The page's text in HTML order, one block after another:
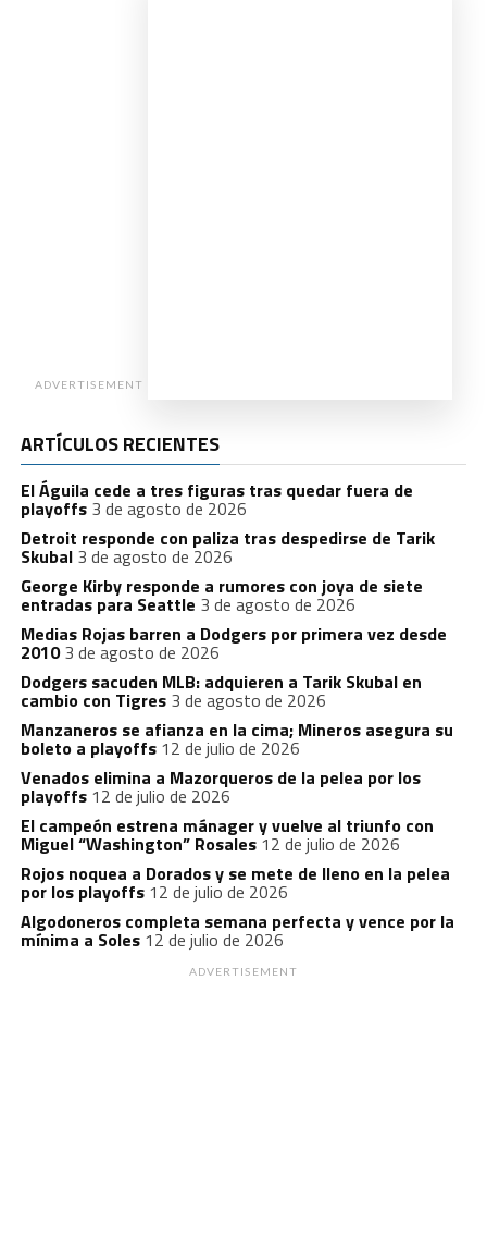
ADVERTISEMENT
ARTÍCULOS RECIENTES
El Águila cede a tres figuras tras quedar fuera de
playoffs 3 de agosto de 2026
Detroit responde con paliza tras despedirse de Tarik
Skubal 3 de agosto de 2026
George Kirby responde a rumores con joya de siete
entradas para Seattle 3 de agosto de 2026
Medias Rojas barren a Dodgers por primera vez desde
2010 3 de agosto de 2026
Dodgers sacuden MLB: adquieren a Tarik Skubal en
cambio con Tigres 3 de agosto de 2026
Manzaneros se afianza en la cima; Mineros asegura su
boleto a playoffs 12 de julio de 2026
Venados elimina a Mazorqueros de la pelea por los
playoffs 12 de julio de 2026
El campeón estrena mánager y vuelve al triunfo con
Miguel “Washington” Rosales 12 de julio de 2026
Rojos noquea a Dorados y se mete de lleno en la pelea
por los playoffs 12 de julio de 2026
Algodoneros completa semana perfecta y vence por la
mínima a Soles 12 de julio de 2026
ADVERTISEMENT